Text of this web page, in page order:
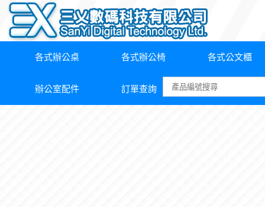
各式辦公桌 各式辦公椅 各式公文櫃
辦公室配件 訂單查詢